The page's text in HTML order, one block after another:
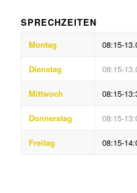
SPRECHZEITEN
Montag 08:15-
Dienstag 08:15-
Mittwoch 08:15-
Donnerstag 08:15-
Freitag 08:15-